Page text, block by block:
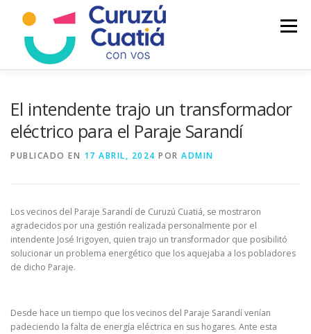
contenido
Menú
El intendente trajo un transformador
eléctrico para el Paraje Sarandí
PUBLICADO EN 17 ABRIL, 2024 POR ADMIN
Los vecinos del Paraje Sarandí de Curuzú Cuatiá, se mostraron
agradecidos por una gestión realizada personalmente por el
intendente José Irigoyen, quien trajo un transformador que posibilitó
solucionar un problema energético que los aquejaba a los pobladores
de dicho Paraje.
Desde hace un tiempo que los vecinos del Paraje Sarandí venían
padeciendo la falta de energía eléctrica en sus hogares. Ante esta